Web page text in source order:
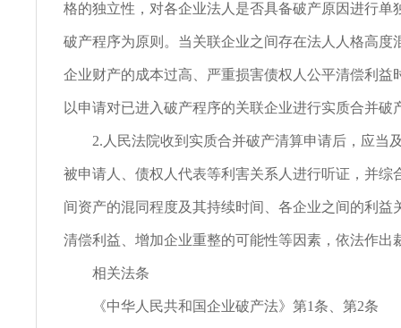
格的独立性，对各企业法人是否具备破产原因进行单
破产程序为原则。当关联企业之间存在法人人格高度
企业财产的成本过高、严重损害债权人公平清偿利益
以申请对已进入破产程序的关联企业进行实质合并破
2.人民法院收到实质合并破产清算申请后，应当
被申请人、债权人代表等利害关系人进行听证，并综
间资产的混同程度及其持续时间、各企业之间的利益
清偿利益、增加企业重整的可能性等因素，依法作出
相关法条
《中华人民共和国企业破产法》第1条、第2条